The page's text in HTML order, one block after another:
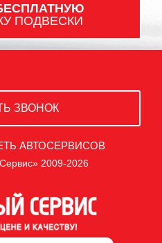
ПОДВЕСКИ
ЗВОНОК
АВТОСЕРВИСОВ
2009-2026